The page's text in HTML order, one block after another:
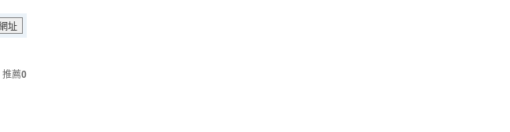
推薦0